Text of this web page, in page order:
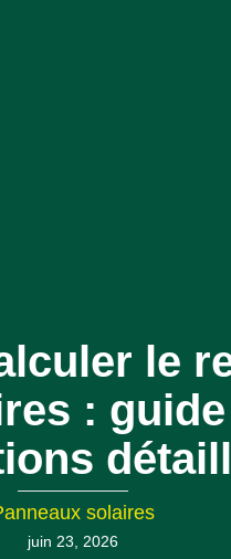
le
:
solaires
juin 23, 2026